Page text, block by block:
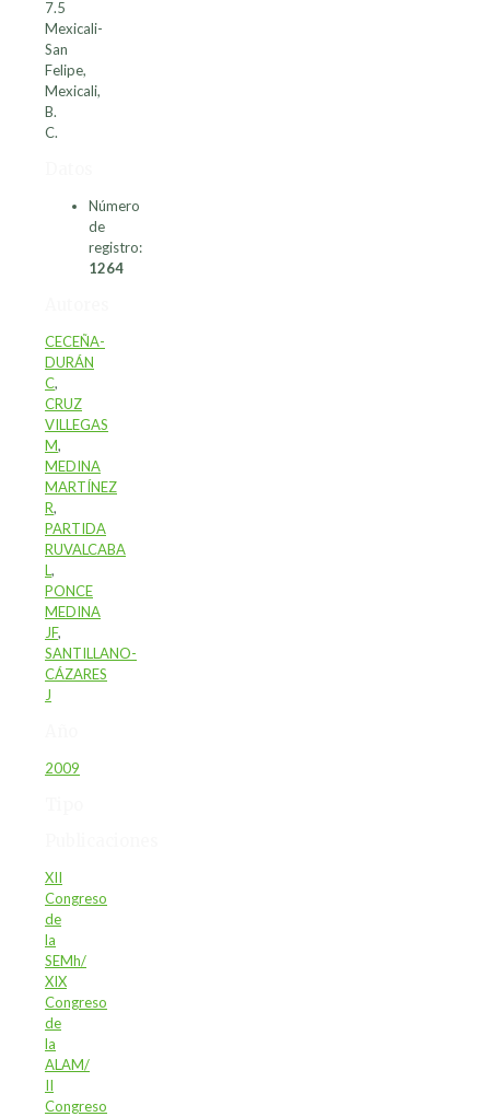
7.5
Mexicali-
San
Felipe,
Mexicali,
B.
C.
Número
de
registro:
1264
CECEÑA-
DURÁN
C,
CRUZ
VILLEGAS
M,
MEDINA
MARTÍNEZ
R,
PARTIDA
RUVALCABA
L,
PONCE
MEDINA
JF,
SANTILLANO-
CÁZARES
J
2009
XII
Congreso
de
la
SEMh/
XIX
Congreso
de
la
ALAM/
II
Congreso